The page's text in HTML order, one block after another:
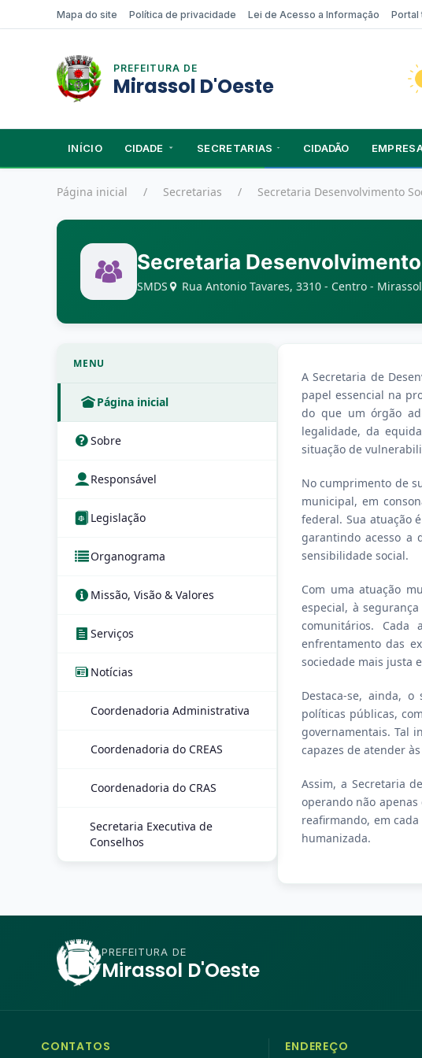
Mapa do site Política de privacidade Lei de Acesso a Informação Portal
PREFEITURA DE
Mirassol D'Oeste
INÍCIO CIDADE SECRETARIAS CIDADÃO
Página inicial Secretarias Secretaria Desenvolvimento
Secretaria
SMDS Rua Antonio Tavares, 3310 - Centro -
MENU
Página inicial
Sobre
Responsável
Legislação
Organograma
Missão, Visão & Valores
Serviços
Notícias
Coordenadoria Administrativa
Coordenadoria do CREAS
Coordenadoria do CRAS
Secretaria Executiva de
Conselhos
A Secretaria de
papel essencial na
do que um órgão
legalidade, da
situação de
No cumprimento de
municipal, em
federal. Sua atuação
garantindo acesso a
sensibilidade social.
Com uma atuação
especial, à
comunitários.
enfrentamento das
sociedade mais justa
Destaca-se, ainda,
políticas públicas,
governamentais. Tal
capazes de atender
Assim, a Secretaria
operando não
reafirmando, em
humanizada.
PREFEITURA DE
Mirassol D'Oeste
CONTATOS ENDEREÇO